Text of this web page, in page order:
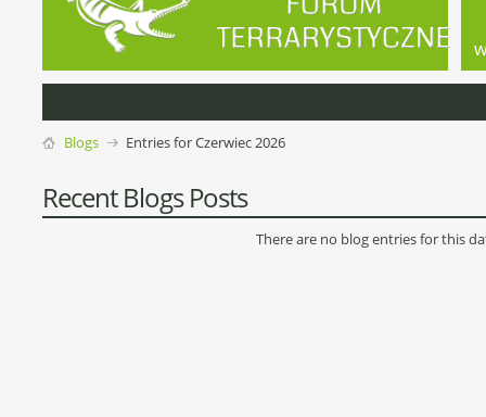
Blogs Entries for Czerwiec 2026
Recent Blogs Posts
There are no blog entries for this